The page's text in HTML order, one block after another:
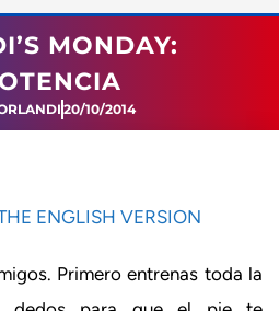
MONDAY:
20/10/2014
ENGLISH VERSION
Primero entrenas toda la